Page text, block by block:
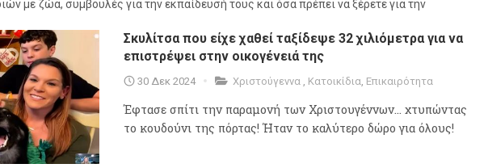
με ζώα, συμβουλές για την εκπαίδευσή τους και όσα πρέπει να ξέρετε για την
Σκυλίτσα που είχε χαθεί ταξίδεψε 32 χιλιόμετρα για να
επιστρέψει στην οικογένειά της
30 Δεκ 2024 Χριστούγεννα , Κατοικίδια, Επικαιρότητα
Έφτασε σπίτι την παραμονή των Χριστουγέννων... χτυπώντας
το κουδούνι της πόρτας! Ήταν το καλύτερο δώρο για όλους!